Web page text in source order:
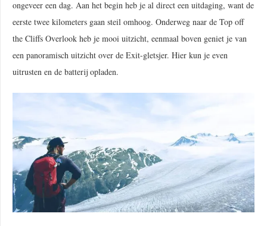
ongeveer een dag. Aan het begin heb je al direct een uitdaging, want de
eerste twee kilometers gaan steil omhoog. Onderweg naar de Top off
the Cliffs Overlook heb je mooi uitzicht, eenmaal boven geniet je van
een panoramisch uitzicht over de Exit-gletsjer. Hier kun je even
uitrusten en de batterij opladen.